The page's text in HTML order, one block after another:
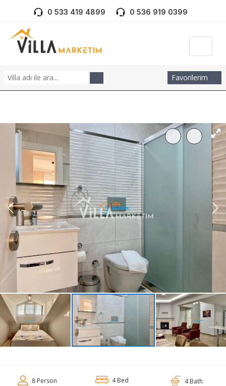
0 533 419 4899 0 536 919 0399
Favorilerim
8 Person 4 Bed 4 Bath